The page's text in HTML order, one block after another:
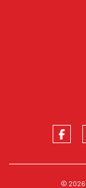
© 2026